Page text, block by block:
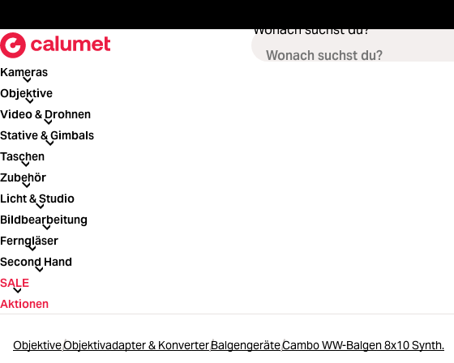
Wonach suchst du?
Kameras
Kameras
Objektive
Objektive
Video & Drohnen
Video & Drohnen
Stative & Gimbals
Stative & Gimbals
Taschen
Taschen
Zubehör
Zubehör
Licht & Studio
Licht & Studio
Bildbearbeitung
Bildbearbeitung
Ferngläser
Ferngläser
Second Hand
Second Hand
SALE
SALE
Aktionen
ObjektiveObjektivadapter & KonverterBalgengeräteCambo WW-Balgen 8x10 Synth.